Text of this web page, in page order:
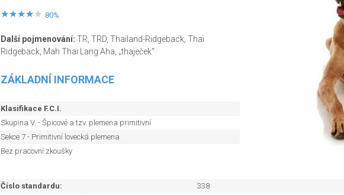
80%
Další pojmenování: TR, TRD, Thailand-Ridgeback, Thai
Ridgeback, Mah Thai Lang Aha, „thaječek“
ZÁKLADNÍ INFORMACE
Klasifikace F.C.I.
Skupina V. - Špicové a tzv. plemena primitivní
Sekce 7 - Primitivní lovecká plemena
Bez pracovní zkoušky
Číslo standardu:
338